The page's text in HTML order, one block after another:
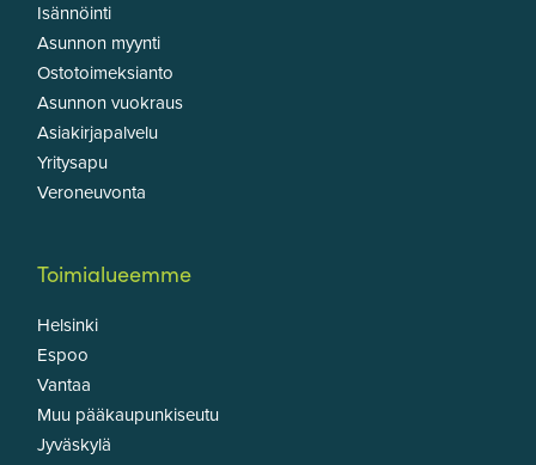
Isännöinti
Asunnon myynti
Ostotoimeksianto
Asunnon vuokraus
Asiakirjapalvelu
Yritysapu
Veroneuvonta
Toimialueemme
Helsinki
Espoo
Vantaa
Muu pääkaupunkiseutu
Jyväskylä